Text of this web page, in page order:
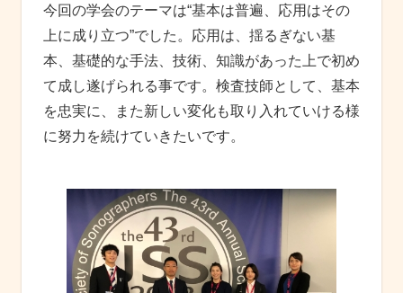
今回の学会のテーマは“基本は普遍、応用はその
上に成り立つ”でした。応用は、揺るぎない基
本、基礎的な手法、技術、知識があった上で初め
て成し遂げられる事です。検査技師として、基本
を忠実に、また新しい変化も取り入れていける様
に努力を続けていきたいです。